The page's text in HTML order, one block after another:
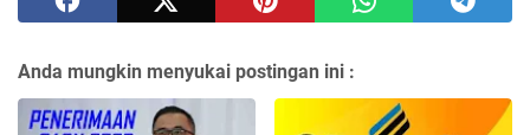
Anda mungkin menyukai postingan ini :